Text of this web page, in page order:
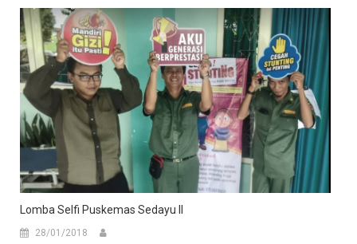
Lomba Selfi Puskemas Sedayu II
28/01/2018